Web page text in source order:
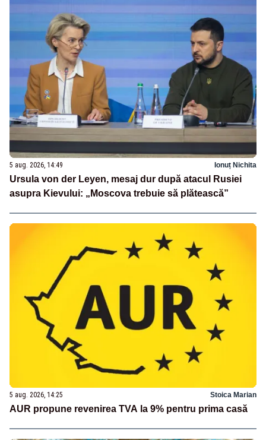
5 aug. 2026, 14:49 Ionuț Nichita
Ursula von der Leyen, mesaj dur după atacul Rusiei
asupra Kievului: „Moscova trebuie să plătească”
5 aug. 2026, 14:25 Stoica Marian
AUR propune revenirea TVA la 9% pentru prima casă